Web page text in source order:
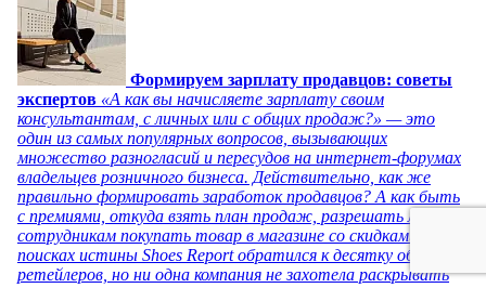
Формируем зарплату продавцов: советы
экспертов «А как вы начисляете зарплату своим
консультантам, с личных или с общих продаж?» — это
один из самых популярных вопросов, вызывающих
множество разногласий и пересудов на интернет-форумах
владельцев розничного бизнеса. Действительно, как же
правильно формировать заработок продавцов? А как быть
с премиями, откуда взять план продаж, разрешать ли
сотрудникам покупать товар в магазине со скидками? В
поисках истины Shoes Report обратился к десятку обувных
ретейлеров, но ни одна компания не захотела раскрывать